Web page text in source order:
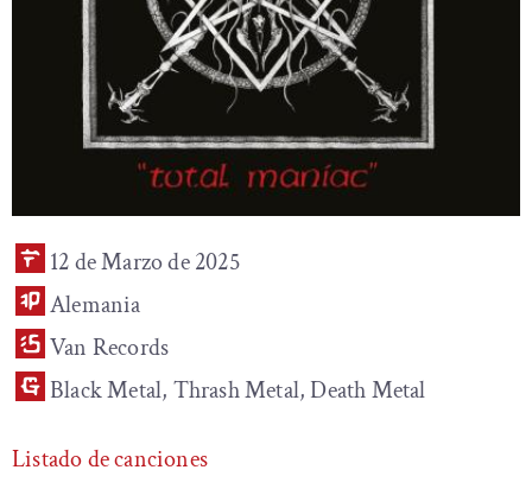
12 de Marzo de 2025
Alemania
Van Records
Black Metal, Thrash Metal, Death Metal
Listado de canciones